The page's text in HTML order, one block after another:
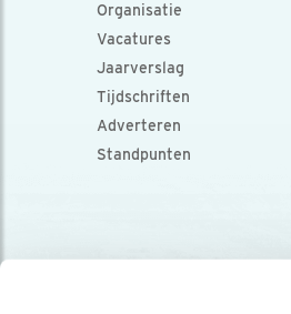
Organisatie
Vacatures
Jaarverslag
Tijdschriften
Adverteren
Standpunten